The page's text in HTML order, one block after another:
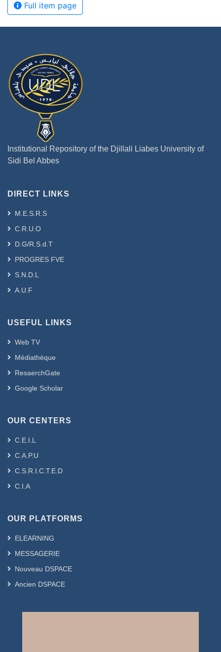
Full item page
Institutional Repository of the Djillali Liabes University of
Sidi Bel Abbes
DIRECT LINKS
M.E.S.R.S
C.R.U.O
D.G/R.S.d.T
PROGRES FVE
S.N.D.L
A.U.F
USEFUL LINKS
Web TV
Médiathèque
ResaerchGate
Google Scholar
OUR CENTERS
C.E.I.L
C.A.P.U
C.S.R.I.C.T.E.D
C.I.A
OUR PLATFORMS
ELEARNING
MESSAGERIE
Nouveau DSPACE
Ancien DSPACE